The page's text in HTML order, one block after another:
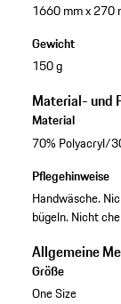
1660 mm x 270
Gewicht
150 g
Material- und
Material
70% Polyacryl/
Pflegehinweise
Handwäsche.
bügeln. Nicht
Allgemeine
Größe
One Size